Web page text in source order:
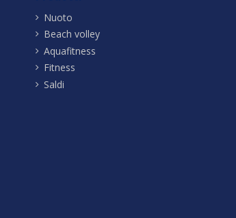
Nuoto
Beach volley
Aquafitness
Fitness
Saldi